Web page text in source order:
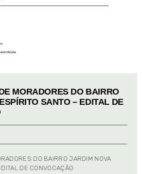
MORADORES DO BAIRRO
SANTO – EDITAL DE
DO BAIRRO JARDIM NOVA
DE CONVOCAÇÃO